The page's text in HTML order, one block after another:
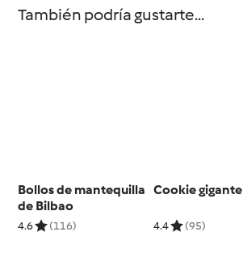
También podría gustarte...
Bollos de mantequilla
de Bilbao
4.6 (116)
Cookie gigante
4.4 (95)